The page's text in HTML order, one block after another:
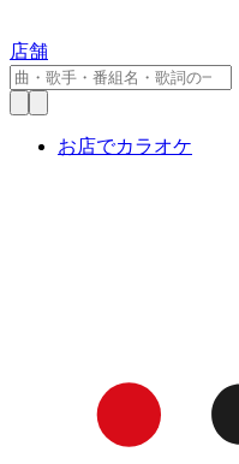
店舗
お店でカラオケ